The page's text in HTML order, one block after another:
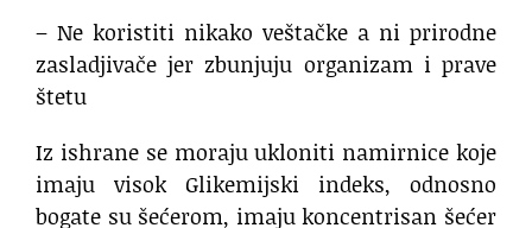
– Ne koristiti nikako veštačke a ni prirodne
zasladjivače jer zbunjuju organizam i prave
štetu
Iz ishrane se moraju ukloniti namirnice koje
imaju visok Glikemijski indeks, odnosno
bogate su šećerom, imaju koncentrisan šećer